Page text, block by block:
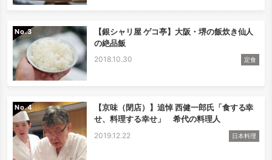
No.
【銀シャリ屋 ゲコ亭】大阪・堺の飯炊き仙人
の絶品飯
2018.10.30 定食
No.
【京味（閉店）】追悼 西健一郎氏「食する幸
せ、料理する幸せ」 希代の料理人
2019.12.22 日本料理